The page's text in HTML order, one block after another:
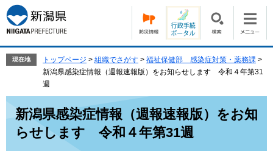
ー
ジ
の
す。
ニ
ュ
ー
し
現在地 トップページ > 組織でさがす > 福祉保健部 感染症対策・薬務課 >
新潟県感染症情報（週報速報版）をお知らせします 令和４年第31
週
新潟県感染症情報（週報速報版）をお知
らせします 令和４年第31週